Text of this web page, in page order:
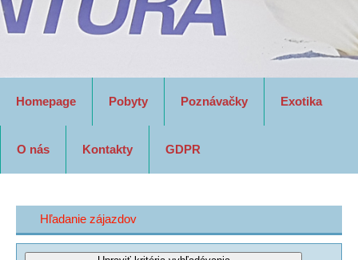
Homepage Pobyty Poznávačky Exotika
O nás Kontakty GDPR
Hľadanie zájazdov